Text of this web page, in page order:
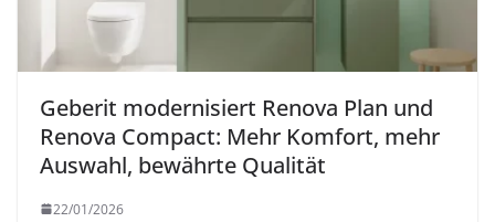
Geberit modernisiert Renova Plan und
Renova Compact: Mehr Komfort, mehr
Auswahl, bewährte Qualität
22/01/2026